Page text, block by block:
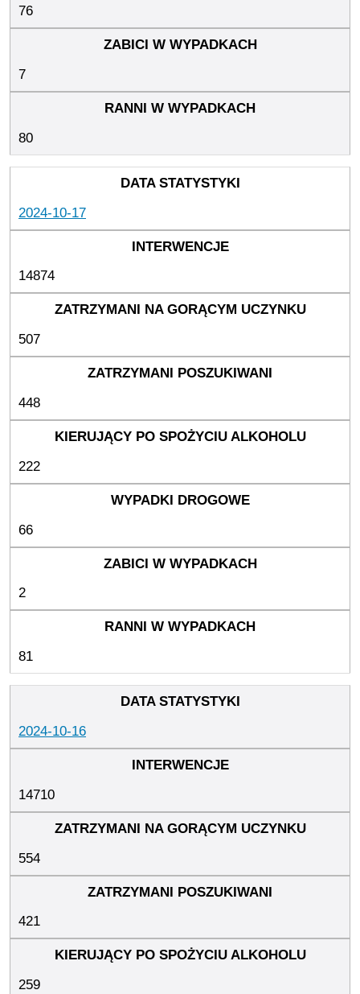
76
7
80
2024-10-17
14874
507
448
222
66
2
81
2024-10-16
14710
554
421
259